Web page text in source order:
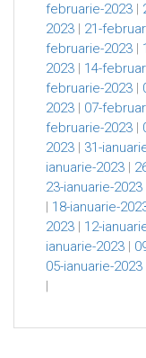
februarie-2023 |
2023 | 21-
februarie-2023 |
2023 | 14-
februarie-2023 |
2023 | 07-
februarie-2023 |
2023 | 31-
ianuarie-2023 |
23-ianuarie-2023
| 18-ianuarie-
2023 | 12-
ianuarie-2023 |
05-ianuarie-2023
|